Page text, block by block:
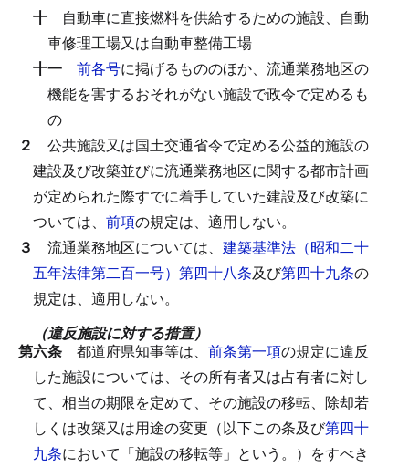
十 自動車に直接燃料を供給するための施設、自動
車修理工場又は自動車整備工場
十一 前各号に掲げるもののほか、流通業務地区の
機能を害するおそれがない施設で政令で定めるも
の
２ 公共施設又は国土交通省令で定める公益的施設の
建設及び改築並びに流通業務地区に関する都市計画
が定められた際すでに着手していた建設及び改築に
ついては、 前項の規定は、適用しない。
３ 流通業務地区については、 建築基準法（昭和二十
五年法律第二百一号）第四十八条及び第四十九条の
規定は、適用しない。
（違反施設に対する措置）
第六条 都道府県知事等は、 前条第一項の規定に違反
した施設については、その所有者又は占有者に対し
て、相当の期限を定めて、その施設の移転、除却若
しくは改築又は用途の変更（以下この条及び第四十
九条において「施設の移転等」という。）をすべき